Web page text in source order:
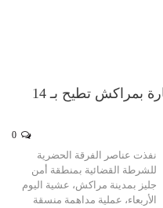
مداهمة أمنية لشقق معدة للدعارة بمراكش تطيح بـ 14
نفذت عناصر الفرقة الحضرية
للشرطة القضائية بمنطقة أمن
جليز بمدينة مراكش، عشية اليوم
الأربعاء، عملية مداهمة منسقة